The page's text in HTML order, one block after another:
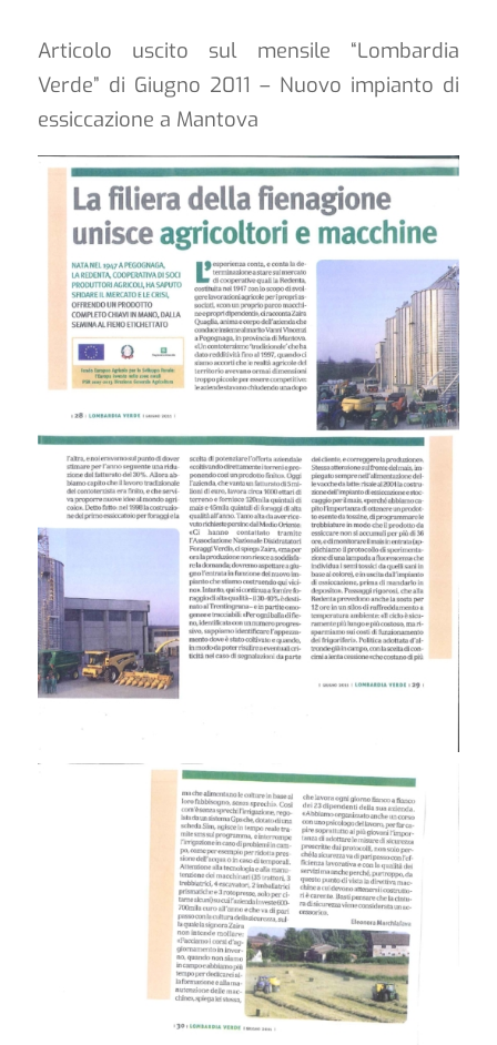
Articolo uscito sul mensile “Lombardia
Verde” di Giugno 2011 – Nuovo impianto di
essiccazione a Mantova